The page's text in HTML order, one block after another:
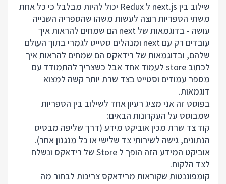
שילוב בין next.js ל Redux יכול להיות מבלבל כי כל אחת
משתי הספריות רוצה לעשות משהו שהספריה השנייה
עושה - בדוגמאות של next הם שמחים להראות איך
עובדים רק עם next ומנהלים סטייט לגמרי בתוך העולם
שלהם, ובדוגמאות של רידאקס הם שמחים להראות איך
לכתוב store לעמוד אחד אבל כשצריך להתמודד עם
מספר עמודים וסטייט בצד שרת יותר קשה למצוא
דוגמאות.
בפוסט זה אני מציג רעיון אחד לשילוב בין הספריות
שמבוסס על העקרונות הבאים:
קוד צד שרת מכין אוביקט מידע (דרך שליפה מבסיס
הנתונים, גישה לשירותי צד שלישי או כל מנגנון אחר).
אוביקט המידע הזה הופך ל Store של רידאקס ונשלח
לצד הלקוח.
קומפוננטות שקוראות מרידאקס צריכות לבחור מה